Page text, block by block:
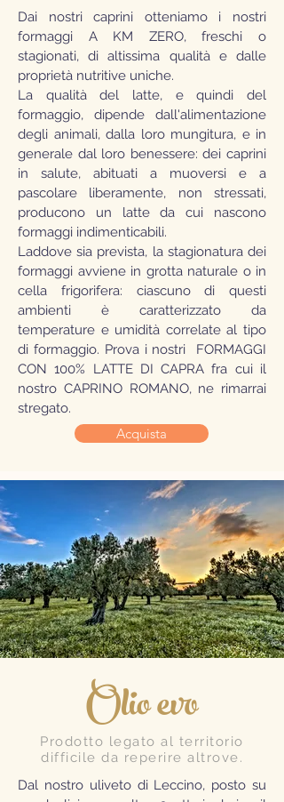
Dai nostri caprini otteniamo i nostri
formaggi A KM ZERO, freschi o
stagionati, di altissima qualità e dalle
proprietà nutritive uniche.
La qualità del latte, e quindi del
formaggio, dipende dall'alimentazione
degli animali, dalla loro mungitura, e in
generale dal loro benessere: dei caprini
in salute, abituati a muoversi e a
pascolare liberamente, non stressati,
producono un latte da cui nascono
formaggi indimenticabili.
Laddove sia prevista, la stagionatura dei
formaggi avviene in grotta naturale o in
cella frigorifera: ciascuno di questi
ambienti è caratterizzato da
temperature e umidità correlate al tipo
di formaggio. Prova i nostri FORMAGGI
CON 100% LATTE DI CAPRA fra cui il
nostro CAPRINO ROMANO, ne rimarrai
stregato.
Acquista
Olio evo
Prodotto legato al territorio
difficile da reperire altrove.
Dal nostro uliveto di Leccino, posto su